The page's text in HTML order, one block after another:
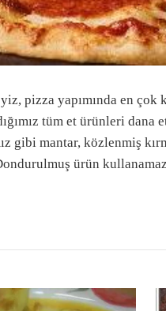
pizza yapımında en çok
tüm et ürünleri dana
gibi mantar, közlenmiş
ürün